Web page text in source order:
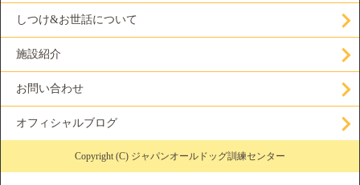
しつけ&お世話について
施設紹介
お問い合わせ
オフィシャルブログ
Copyright (C) ジャパンオールドッグ訓練センター